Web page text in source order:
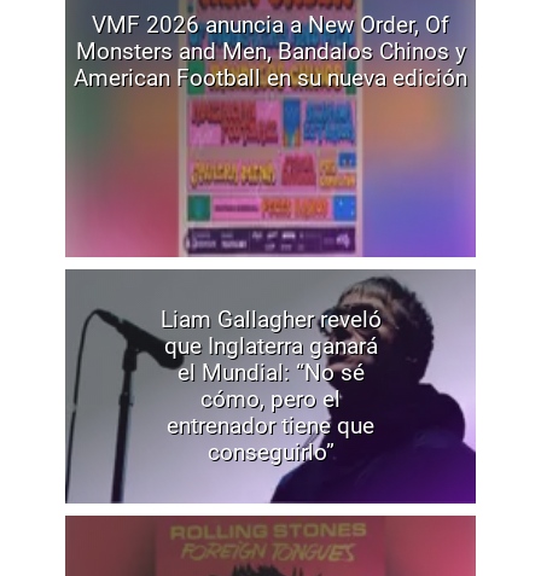
VMF 2026 anuncia a New Order, Of
Monsters and Men, Bandalos Chinos y
American Football en su nueva edición
Liam Gallagher reveló
que Inglaterra ganará
el Mundial: “No sé
cómo, pero el
entrenador tiene que
conseguirlo”